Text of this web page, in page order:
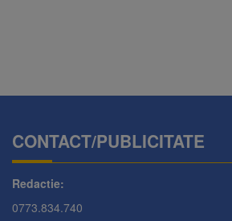
CONTACT/PUBLICITATE
Redactie:
0773.834.740